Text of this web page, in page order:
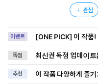
관심
이벤트 [ONE PICK] 이 작품
독점 최신권 독점 업데이
추천 이 작품 다양하게 즐기